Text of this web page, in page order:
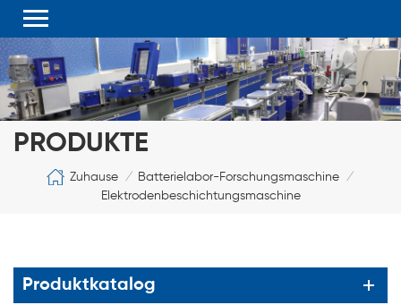
PRODUKTE
Zuhause / Batterielabor-Forschungsmaschine /
Elektrodenbeschichtungsmaschine
Produktkatalog